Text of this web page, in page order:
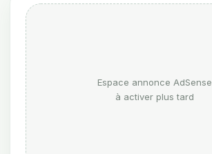
Espace annonce AdSense
à activer plus tard